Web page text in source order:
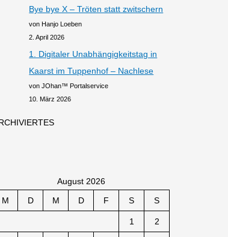
Bye bye X – Tröten statt zwitschern
von Hanjo Loeben
2. April 2026
1. Digitaler Unabhängigkeitstag in
Kaarst im Tuppenhof – Nachlese
von JOhan™ Portalservice
10. März 2026
August 2026
M
D M D F S S
1 2